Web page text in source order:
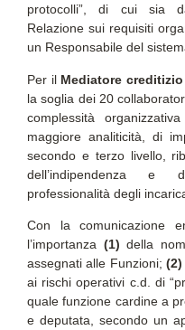
protocolli”, di cui sia
Relazione sui requisiti
un Responsabile del
Per il Mediatore
la soglia dei 20
complessità
maggiore analiticità, di
secondo e terzo livello,
dell’indipendenza e
professionalità degli
Con la comunicazione
l’importanza (1)della
assegnati alle Funzioni; (2)
ai rischi operativi c.d. di
quale funzione cardine a
e deputata, secondo un